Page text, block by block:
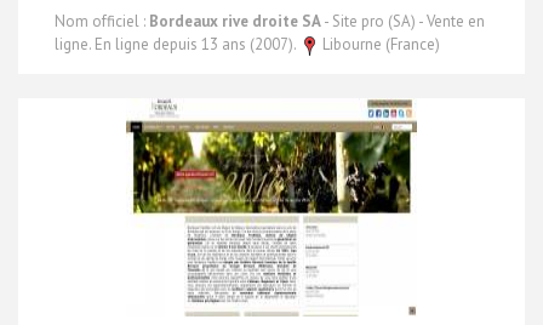
Nom officiel : Bordeaux rive droite SA- Site pro (SA) - Vente en
ligne. En ligne depuis 13 ans (2007).
Libourne (France)